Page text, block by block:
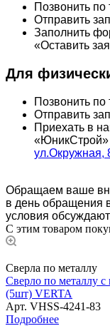
Позвонить по
Отправить
Заполнить
«Оставить
Для
Позвонить по
Отправить
Приехать в
«ЮникСтрой»
ул.Окружная,
Обращаем ваше
в день обращения
условия
С этим товаром
Сверла по металлу
Сверло по металлу
(5шт) VERTA
Арт. VHSS-4241-83
Подробнее